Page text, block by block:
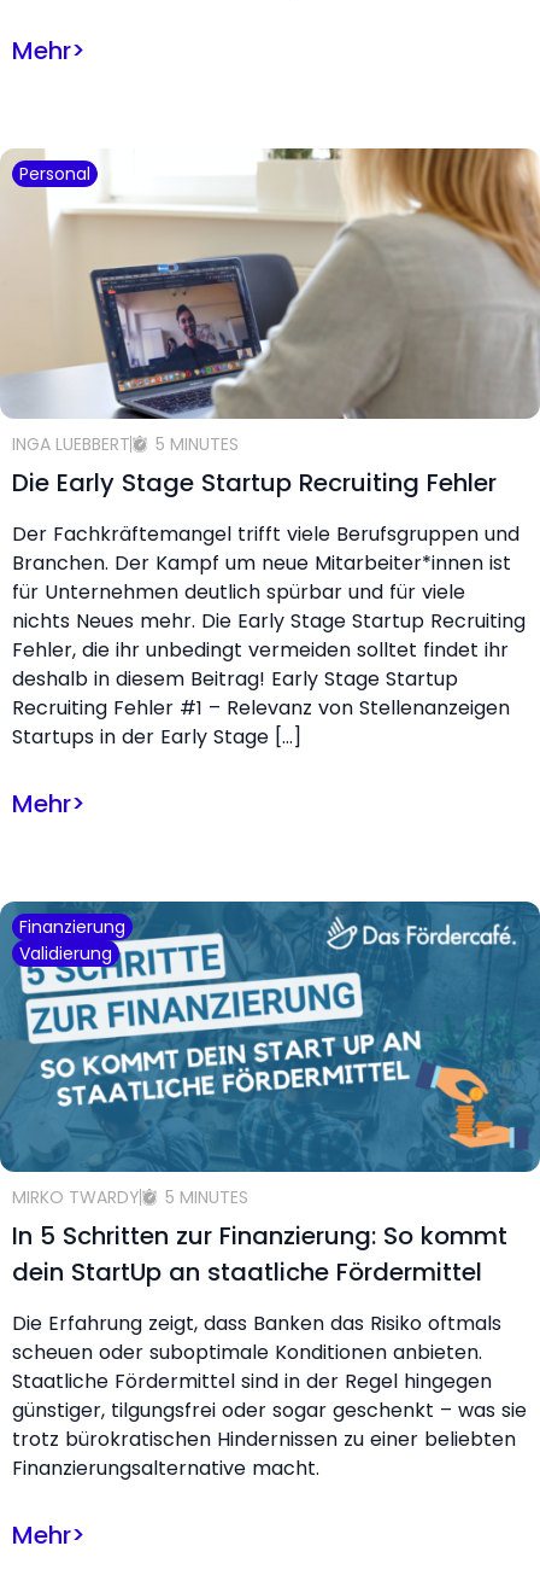
Mehr>
Personal
INGA LUEBBERT 5 MINUTES
Die Early Stage Startup Recruiting Fehler
Der Fachkräftemangel trifft viele Berufsgruppen und
Branchen. Der Kampf um neue Mitarbeiter*innen ist
für Unternehmen deutlich spürbar und für viele
nichts Neues mehr. Die Early Stage Startup Recruiting
Fehler, die ihr unbedingt vermeiden solltet findet ihr
deshalb in diesem Beitrag! Early Stage Startup
Recruiting Fehler #1 – Relevanz von Stellenanzeigen
Startups in der Early Stage […]
Mehr>
Finanzierung
Validierung
MIRKO TWARDY 5 MINUTES
In 5 Schritten zur Finanzierung: So kommt
dein StartUp an staatliche Fördermittel
Die Erfahrung zeigt, dass Banken das Risiko oftmals
scheuen oder suboptimale Konditionen anbieten.
Staatliche Fördermittel sind in der Regel hingegen
günstiger, tilgungsfrei oder sogar geschenkt – was sie
trotz bürokratischen Hindernissen zu einer beliebten
Finanzierungsalternative macht.
Mehr>